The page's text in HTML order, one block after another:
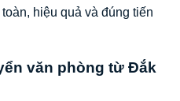
hiệu quả và đúng tiến
văn phòng từ Đắk